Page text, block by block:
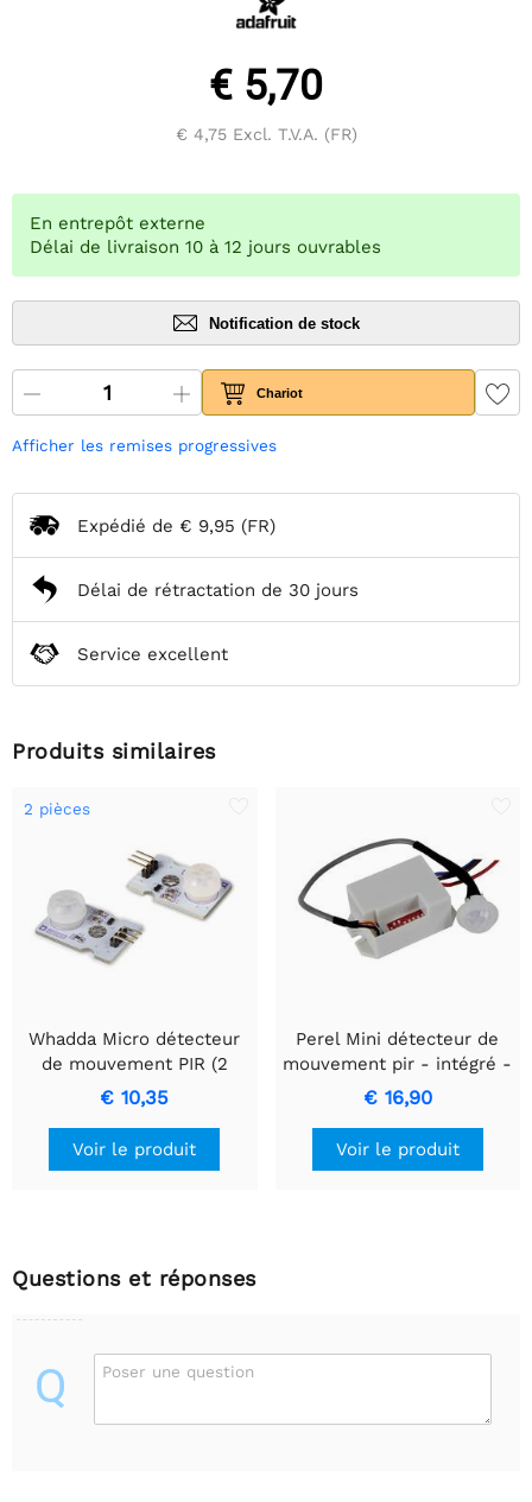
€ 5,70
€ 4,75Excl. T.V.A. (FR)
En entrepôt externe
Délai de livraison 10 à 12 jours ouvrables
Notification de stock
Chariot
Afficher les remises progressives
Expédié de € 9,95 (FR)
Délai de rétractation de 30 jours
Service excellent
Produits similaires
2 pièces
Whadda Micro détecteur
de mouvement PIR (2
pièces)
€ 10,35
Voir le produit
Perel Mini détecteur de
mouvement pir - intégré -
12 vdc
€ 16,90
Voir le produit
Questions et réponses
Q Poser une question